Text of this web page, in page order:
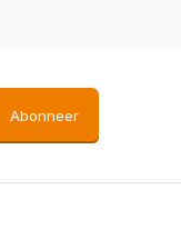
Abonneer